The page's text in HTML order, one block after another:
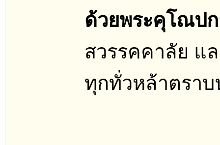
ด้วยพระคุโณป
สวรรคคาลัย แ
ทุกทั่วหล้าตรา